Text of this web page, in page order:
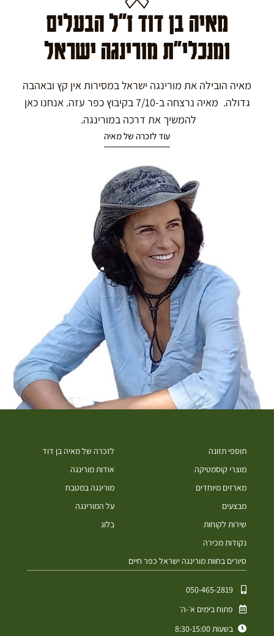
מאיה בן דוד ז"ל הבעלים
ומנכלי"ת מורינגה ישראל
מאיה הובילה את מורינגה ישראל במסירות אין קץ ובאהבה
גדולה. מאיה נרצחה ב-7/10 בקיבוץ כפר עזה. אנחנו כאן
להמשיך את דרכה במורינגה.
עוד לזכרה של מאיה
תוספי תזונה
מוצרי קוסמטיקה
מארזים מיוחדים
מבצעים
שירות לקוחות
נקודות מכירה
סיורים בחוות מורינגה ישראל כפר חיים
לזכרה של מאיה בן דוד
אודות מורינגה
מורינגה במטבח
על המורינגה
בלוג
050-465-2819⁩
פתוח בימים א׳-ה׳
בשעות 8:30-15:00